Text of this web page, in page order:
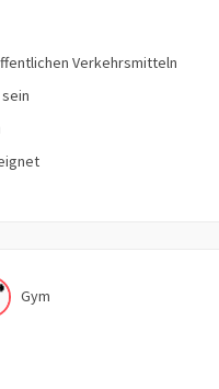
Verkehrsmitteln
Gym